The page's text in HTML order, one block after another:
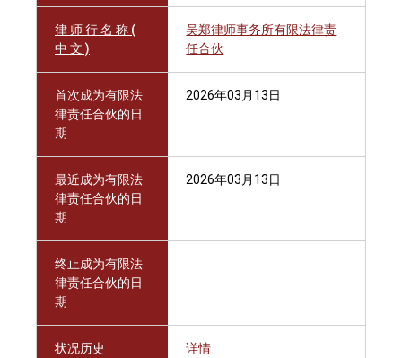
律 师 行 名 称 (
中 文 )
吴郑律师事务所有限法律责
任合伙
首次成为有限法
律责任合伙的日
期
2026年03月13日
最近成为有限法
律责任合伙的日
期
2026年03月13日
终止成为有限法
律责任合伙的日
期
状况历史 详情